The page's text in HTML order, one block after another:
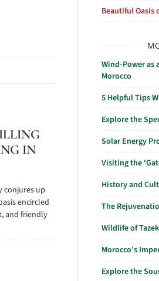
IN
conjures up
encircled
and friendly
Beautiful Oasis
Wind-Power as
Morocco
5 Helpful Tips
Explore the
Solar Energy
Visiting the
History and
The
Wildlife of
Morocco’s
Explore the